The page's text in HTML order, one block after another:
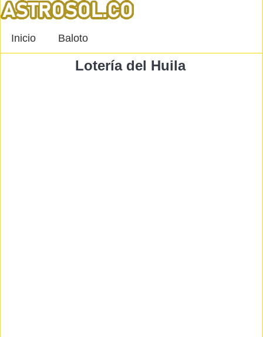
Inicio Baloto
Lotería del Huila